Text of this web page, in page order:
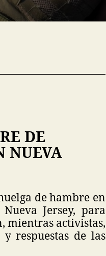
DE
NUEVA
de hambre en
Jersey, para
mientras activistas,
respuestas de las